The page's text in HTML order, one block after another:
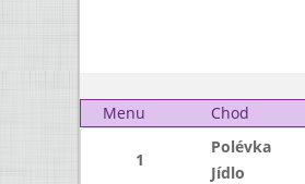
Menu
Chod
1
Polévka
Jídlo